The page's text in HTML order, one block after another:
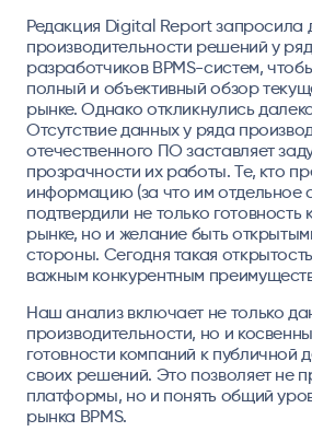
Редакция Digital Report запросила
производительности решений у
разработчиков BPMS-систем,
полный и объективный обзор
рынке. Однако откликнулись
Отсутствие данных у ряда
отечественного ПО заставляет
прозрачности их работы. Те, кто
информацию (за что им отдельное
подтвердили не только готовность
рынке, но и желание быть
стороны. Сегодня такая
важным конкурентным
Наш анализ включает не только
производительности, но и
готовности компаний к публичной
своих решений. Это позволяет не
платформы, но и понять общий
рынка BPMS.